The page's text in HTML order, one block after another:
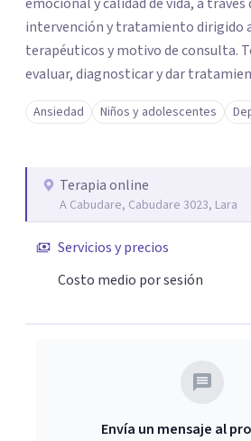
intervención y tratamiento dirigido
terapéuticos y motivo de consulta.
evaluar, diagnosticar y dar
Algunos de las situaciones que
mi mayor experiencia son: Terapia infanto juvenil:
*Habilidades sociales Terapia individual: *Ansiedad Y
Depresión *Autoestima *Duelo
ruptura amorosa *Dependencia emocional
Pareja: *Celos *Infidelidades *Comunicación *Y otras
y que te llevan a pedir ayuda. Así mismo dicto talleres
Ansiedad Niños y adolescentes
Terapia online
A Cabudare, Cabudare 3023, Lara
Servicios y precios
Costo medio por sesión
Envía un mensaje al